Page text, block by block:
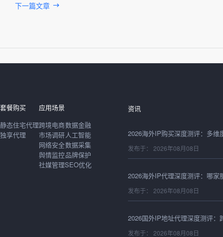
下一篇文章
套餐购买
静态住宅代理
独享代理
应用场景
跨境电商
市场调研
网络安全
舆情监控
社媒管理
数据金融
人工智能
数据采集
品牌保护
SEO优化
资讯
发布于： 2026年08月08日
发布于： 2026年08月08日
发布于： 2026年08月08日
发布于： 2026年08月08日